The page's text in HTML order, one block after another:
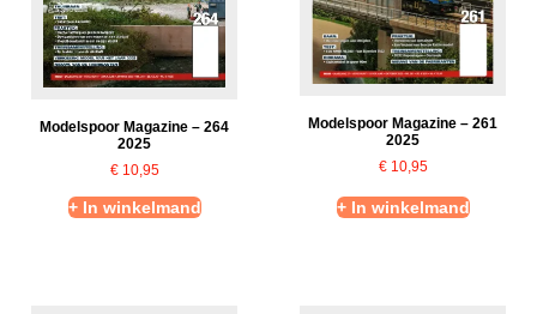
Modelspoor Magazine – 264
2025
€10,95
+ In winkelmand
Modelspoor Magazine – 261
2025
€10,95
+ In winkelmand